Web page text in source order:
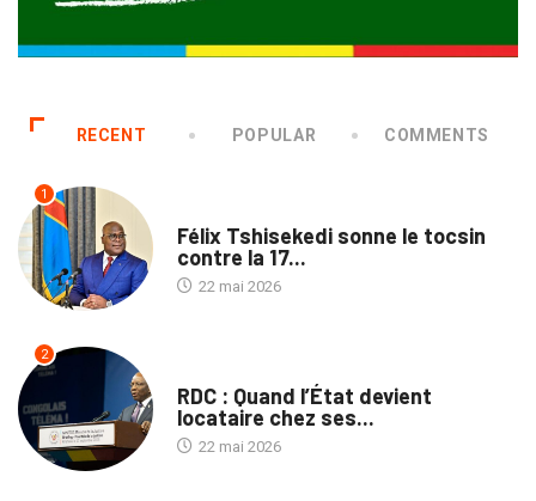
RECENT POPULAR COMMENTS
1
Félix Tshisekedi sonne le tocsin
contre la 17...
22 mai 2026
2
RDC : Quand l’État devient
locataire chez ses...
22 mai 2026